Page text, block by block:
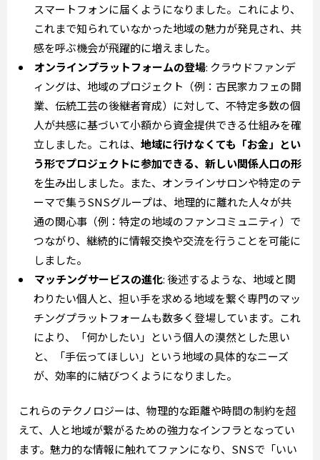
スマートフォンに届くようになりました。これにより、
これまで知られていなかった地域の魅力が発見され、共
感を呼ぶ機会が飛躍的に増えました。
オンラインプラットフォームの登場: クラウドファンデ
ィングは、地域のプロジェクト（例：古民家カフェの開
業、伝統工芸の後継者育成）に対して、不特定多数の個
人が共感に基づいて小額から資金提供できる仕組みを確
立しました。これは、 地域に行けなくても「お金」とい
う形でプロジェクトに参加できる、新しい関係人口の形
を生み出しました。また、オンラインサロンや特定のテ
ーマで集うSNSグループは、地理的に離れた人々が共
通の関心事（例：特定の地域のファンコミュニティ）で
つながり、継続的に情報交換や交流を行うことを可能に
しました。
マッチングサービスの進化: 後述するような、地域と関
わりたい個人と、担い手を求める地域を繋ぐ専門のマッ
チングプラットフォームも数多く登場しています。これ
により、「何かしたい」という個人の漠然とした思い
と、「手伝ってほしい」という地域の具体的なニーズ
が、効率的に結びつくようになりました。
これらのテクノロジーは、物理的な距離や時間の制約を超
えて、人と地域が繋がるための強力なインフラとなってい
ます。魅力的な情報に触れてファンになり、SNSで「いい